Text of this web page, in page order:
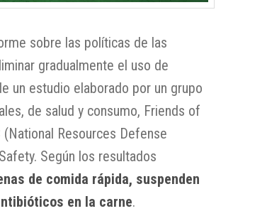
sobre las políticas de las
gradualmente el uso de
un estudio elaborado por un grupo
de salud y consumo, Friends of
(National Resources Defense
Según los resultados
de comida rápida, suspenden
en la carne.